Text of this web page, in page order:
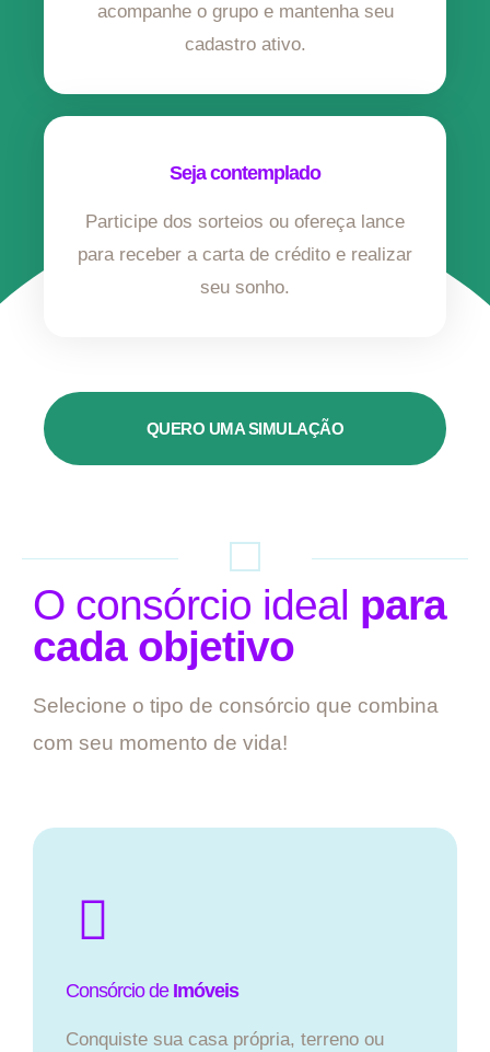
acompanhe o grupo e mantenha seu
cadastro ativo.
Seja contemplado
Participe dos sorteios ou ofereça lance
para receber a carta de crédito e realizar
seu sonho.
QUERO UMA SIMULAÇÃO
O consórcio ideal para
cada objetivo
Selecione o tipo de consórcio que combina
com seu momento de vida!
Consórcio de Imóveis
Conquiste sua casa própria, terreno ou